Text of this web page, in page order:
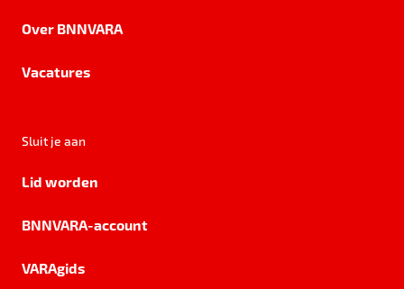
Over BNNVARA
Vacatures
Sluit je aan
Lid worden
BNNVARA-account
VARAgids